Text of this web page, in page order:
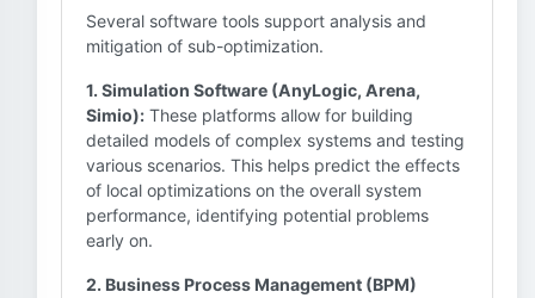
Several software tools support analysis and
mitigation of sub-optimization.
1. Simulation Software (AnyLogic, Arena,
Simio): These platforms allow for building
detailed models of complex systems and testing
various scenarios. This helps predict the effects
of local optimizations on the overall system
performance, identifying potential problems
early on.
2. Business Process Management (BPM)